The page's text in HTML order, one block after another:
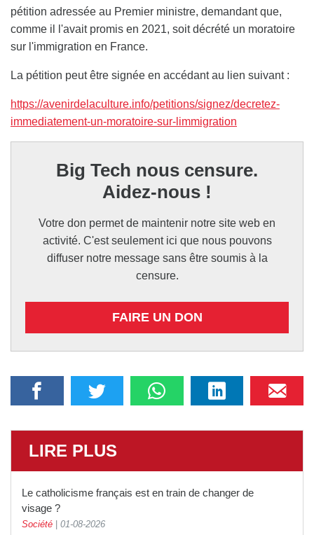
pétition adressée au Premier ministre, demandant que,
comme il l'avait promis en 2021, soit décrété un moratoire
sur l'immigration en France.
La pétition peut être signée en accédant au lien suivant :
https://avenirdelaculture.info/petitions/signez/decretez-
immediatement-un-moratoire-sur-limmigration
Big Tech nous censure.
Aidez-nous !
Votre don permet de maintenir notre site web en
activité. C'est seulement ici que nous pouvons
diffuser notre message sans être soumis à la
censure.
FAIRE UN DON
LIRE PLUS
Le catholicisme français est en train de changer de
visage ?
Société | 01-08-2026